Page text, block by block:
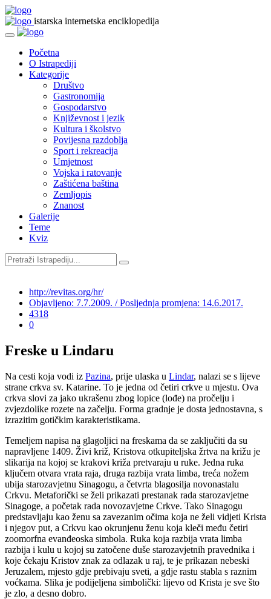
istarska internetska enciklopedija
Početna
O Istrapediji
Kategorije
Društvo
Gastronomija
Gospodarstvo
Književnost i jezik
Kultura i školstvo
Povijesna razdoblja
Sport i rekreacija
Umjetnost
Vojska i ratovanje
Zaštićena baština
Zemljopis
Znanost
Galerije
Teme
Kviz
http://revitas.org/hr/
Objavljeno: 7.7.2009. / Posljednja promjena: 14.6.2017.
4318
0
Freske u Lindaru
Na cesti koja vodi iz Pazina, prije ulaska u Lindar, nalazi se s lijeve
strane crkva sv. Katarine. To je jedna od četiri crkve u mjestu. Ova
crkva slovi za jako ukrašenu zbog lopice (lođe) na pročelju i
zvjezdolike rozete na začelju. Forma gradnje je dosta jednostavna, s
izrazitim gotičkim karakteristikama.
Temeljem napisa na glagoljici na freskama da se zaključiti da su
napravljene 1409. Živi križ, Kristova otkupiteljska žrtva na križu je
slikarija na kojoj se krakovi križa pretvaraju u ruke. Jedna ruka
ključem otvara vrata raja, druga razbija vrata limba, treća nožem
ubija starozavjetnu Sinagogu, a četvrta blagosilja novonastalu
Crkvu. Metaforički se želi prikazati prestanak rada starozavjetne
Sinagoge, a početak rada novozavjetne Crkve. Tako Sinagogu
predstavljaju kao ženu sa zavezanim očima koja ne želi vidjeti Krista
i njegov put, a Crkvu kao okrunjenu ženu koja kleči među četiri
zoomorfna evanđeoska simbola. Ruka koja razbija vrata limba
razbija i kulu u kojoj su zatočene duše starozavjetnih pravednika i
koje čekaju Kristov znak za odlazak u raj, te je prikazan nebeski
Jeruzalem, mjesto gdje prebivaju sveti, a gdje rastu stabla s raznim
voćkama. Slika je podijeljena simbolički: lijevo od Krista je sve što
je zlo, a desno dobro.